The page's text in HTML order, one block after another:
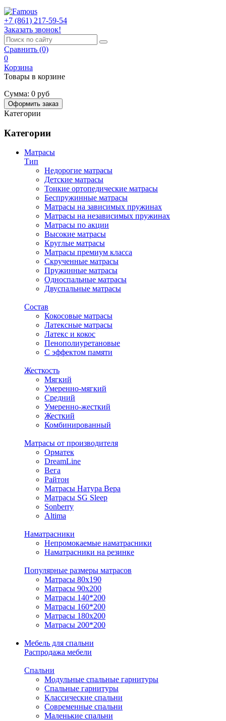
+7 (861) 217-59-54
Заказать звонок!
Сравнить (0)
0
Корзина
Товары в корзине
Сумма: 0 руб
Оформить заказ
Категории
Категории
Матрасы
Тип
Недорогие матрасы
Детские матрасы
Тонкие ортопедические матрасы
Беспружинные матрасы
Матрасы на зависимых пружинах
Матрасы на независимых пружинах
Матрасы по акции
Высокие матрасы
Круглые матрасы
Матрасы премиум класса
Скрученные матрасы
Пружинные матрасы
Односпальные матрасы
Двуспальные матрасы
Состав
Кокосовые матрасы
Латексные матрасы
Латекс и кокос
Пенополиуретановые
С эффектом памяти
Жесткость
Мягкий
Умеренно-мягкий
Средний
Умеренно-жесткий
Жесткий
Комбинированный
Матрасы от производителя
Орматек
DreamLine
Вега
Райтон
Матрасы Натура Вера
Матрасы SG Sleep
Sonberry
Altima
Наматрасники
Непромокаемые наматрасники
Наматрасники на резинке
Популярные размеры матрасов
Матрасы 80x190
Матрасы 90x200
Матрасы 140*200
Матрасы 160*200
Матрасы 180x200
Матрасы 200*200
Мебель для спальни
Распродажа мебели
Спальни
Модульные спальные гарнитуры
Спальные гарнитуры
Классические спальни
Современные спальни
Маленькие спальни